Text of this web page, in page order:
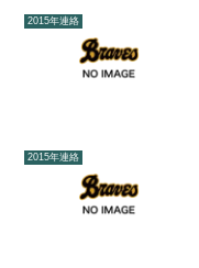
2015年連絡
2015年連絡